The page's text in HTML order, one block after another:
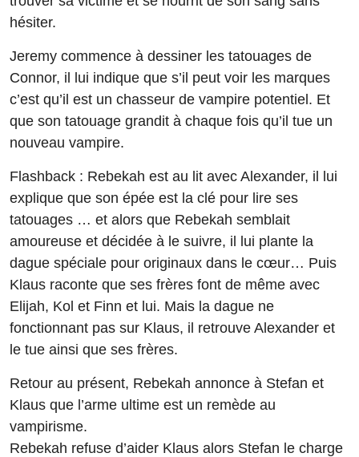
hésiter.
Jeremy commence à dessiner les tatouages de
Connor, il lui indique que s’il peut voir les marques
c’est qu’il est un chasseur de vampire potentiel. Et
que son tatouage grandit à chaque fois qu’il tue un
nouveau vampire.
Flashback : Rebekah est au lit avec Alexander, il lui
explique que son épée est la clé pour lire ses
tatouages … et alors que Rebekah semblait
amoureuse et décidée à le suivre, il lui plante la
dague spéciale pour originaux dans le cœur… Puis
Klaus raconte que ses frères font de même avec
Elijah, Kol et Finn et lui. Mais la dague ne
fonctionnant pas sur Klaus, il retrouve Alexander et
le tue ainsi que ses frères.
Retour au présent, Rebekah annonce à Stefan et
Klaus que l’arme ultime est un remède au
vampirisme.
Rebekah refuse d’aider Klaus alors Stefan le charge